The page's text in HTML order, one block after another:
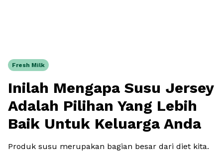
Fresh Milk
Inilah Mengapa Susu Jersey
Adalah Pilihan Yang Lebih
Baik Untuk Keluarga Anda
Produk susu merupakan bagian besar dari diet kita.